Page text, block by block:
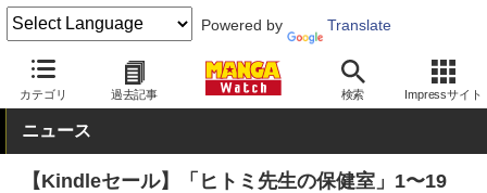
Powered by Translate
カテゴリ 過去記事 検索 Impressサイト
MANGA Watch セール
ニュース
【Kindleセール】「ヒトミ先生の保健室」1〜19